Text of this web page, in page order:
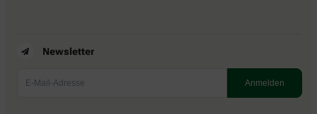
Newsletter